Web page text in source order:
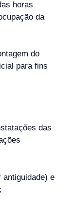
horas
da
do
para fins
das
e